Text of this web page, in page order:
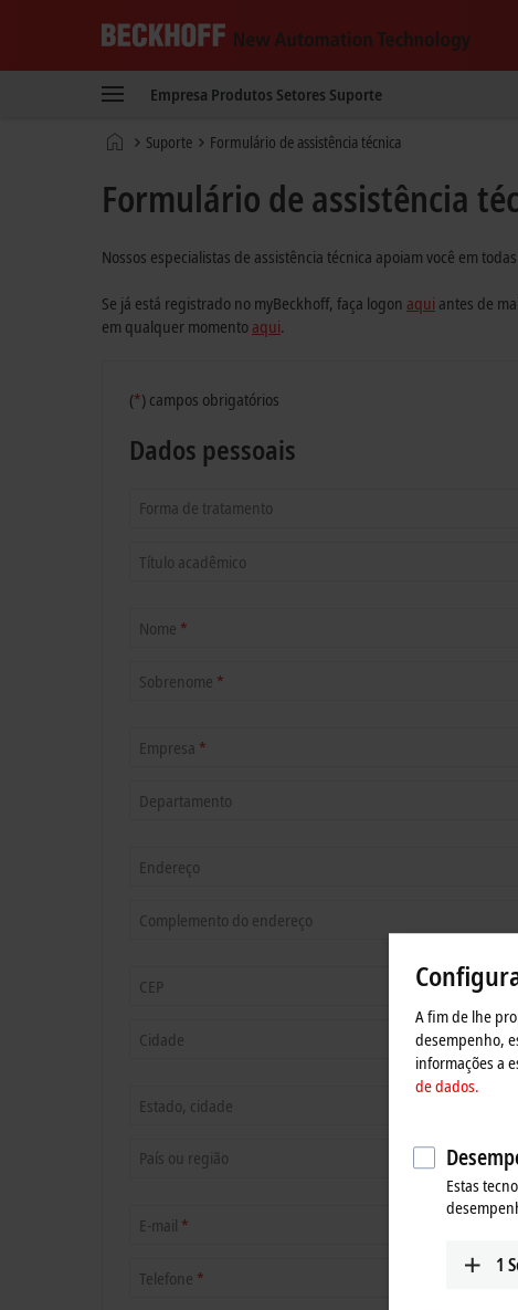
New
Technology
Empresa Produtos Setores Suporte
Página Suporte Formulário de assistência técnica
Formulário de assistência
Nossos especialistas de assistência técnica apoiam você em
Se já está registrado no myBeckhoff, faça logon aqui antes de
em qualquer momento aqui.
(*) campos obrigatórios
Dados pessoais
Forma de tratamento
Título acadêmico
Nome *
Sobrenome *
Empresa *
Departamento
Endereço
Complemento do endereço
CEP
Cidade
Estado, cidade
País ou região
E-mail *
Telefone *
A fim de lhe
desempenho,
informações a
de dados.
Estas
1